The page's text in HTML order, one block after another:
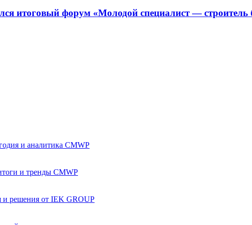
итоговый форум «Молодой специалист — строитель
и аналитика CMWP
и тренды CMWP
и решения от IEK GROUP